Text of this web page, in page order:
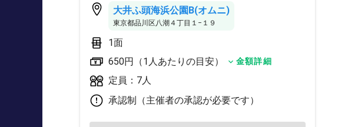
大井ふ頭海浜公園B(オムニ)
東京都品川区八潮４丁目１−１９
1面
650円（1人あたりの目安）
金額詳細
定員：7人
承認制（主催者の承認が必要です）